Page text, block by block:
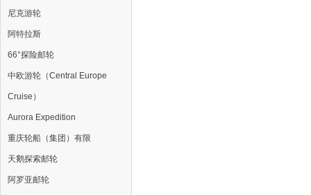
尼克游轮
阿特拉斯
66°探险邮轮
中欧游轮（Central Europe
Cruise）
Aurora Expedition
重庆轮船（集团）有限
天鹅探索邮轮
阿罗亚邮轮